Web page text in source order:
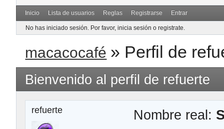
Inicio Lista de usuarios Reglas Registrarse Entrar
No has iniciado sesión. Por favor, inicia sesión o registrate.
macacocafé » Perfil de
Bienvenido al perfil de refuerte
refuerte Nombre real: